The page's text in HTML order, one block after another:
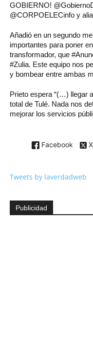
GOBIERNO!
@CORPOELECinfo y
Añadió en un segundo
importantes para poner
transformador, que
#Zulia. Este equipo nos
y bombear entre ambas
Prieto espera “(…) llegar
total de Tulé. Nada nos
mejorar los servicios
Facebook X
Tweets by laverdadweb
Publicidad